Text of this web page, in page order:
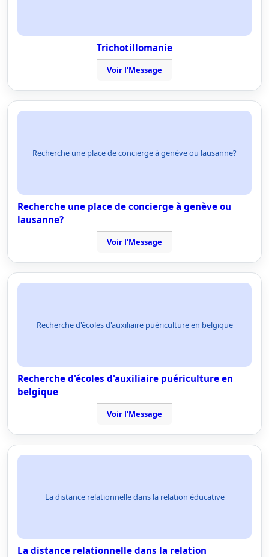
Trichotillomanie
Voir l'Message
Recherche une place de concierge à genève ou lausanne?
Recherche une place de concierge à genève ou
lausanne?
Voir l'Message
Recherche d'écoles d'auxiliaire puériculture en belgique
Recherche d'écoles d'auxiliaire puériculture en
belgique
Voir l'Message
La distance relationnelle dans la relation éducative
La distance relationnelle dans la relation